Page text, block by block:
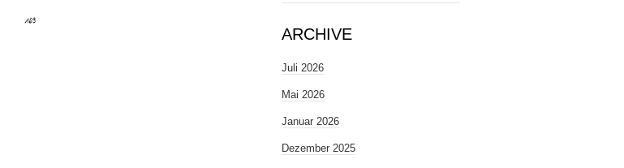
ARCHIVE
Juli 2026
Mai 2026
Januar 2026
Dezember 2025